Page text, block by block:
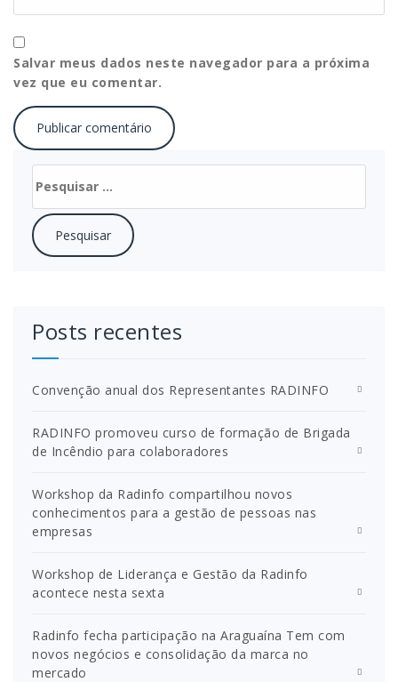
Salvar meus dados neste navegador para a próxima
vez que eu comentar.
por:
Posts recentes
Convenção anual dos Representantes RADINFO
RADINFO promoveu curso de formação de Brigada
de Incêndio para colaboradores
Workshop da Radinfo compartilhou novos
conhecimentos para a gestão de pessoas nas
empresas
Workshop de Liderança e Gestão da Radinfo
acontece nesta sexta
Radinfo fecha participação na Araguaína Tem com
novos negócios e consolidação da marca no
mercado